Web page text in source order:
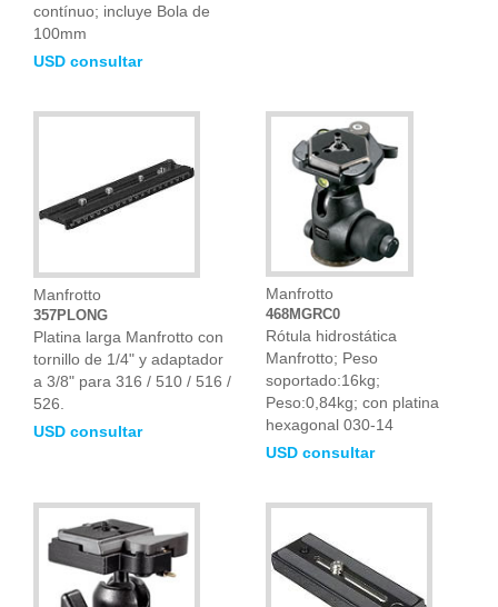
contínuo; incluye Bola de
100mm
USD consultar
Manfrotto
357PLONG
Platina larga Manfrotto con
tornillo de 1/4" y adaptador
a 3/8" para 316 / 510 / 516 /
526.
USD consultar
Manfrotto
468MGRC0
Rótula hidrostática
Manfrotto; Peso
soportado:16kg;
Peso:0,84kg; con platina
hexagonal 030-14
USD consultar